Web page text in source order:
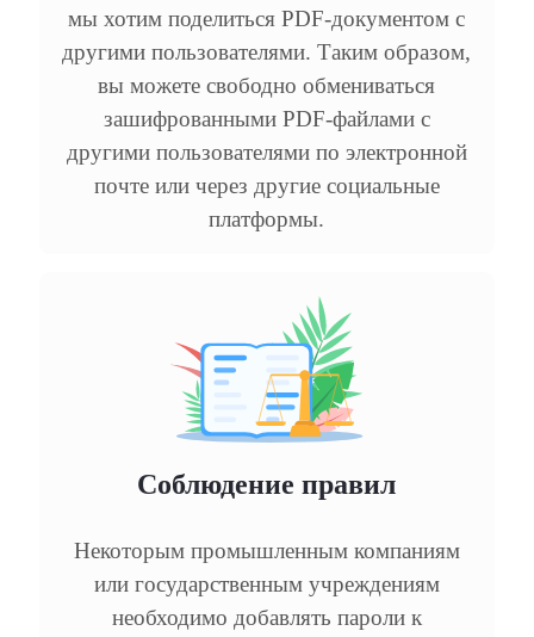
мы хотим поделиться PDF-документом с
другими пользователями. Таким образом,
вы можете свободно обмениваться
зашифрованными PDF-файлами с
другими пользователями по электронной
почте или через другие социальные
платформы.
Соблюдение правил
Некоторым промышленным компаниям
или государственным учреждениям
необходимо добавлять пароли к